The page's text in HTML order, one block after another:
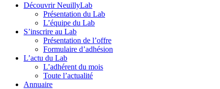
Découvrir NeuillyLab
Présentation du Lab
L’équipe du Lab
S’inscrire au Lab
Présentation de l’offre
Formulaire d’adhésion
L’actu du Lab
L’adhérent du mois
Toute l’actualité
Annuaire